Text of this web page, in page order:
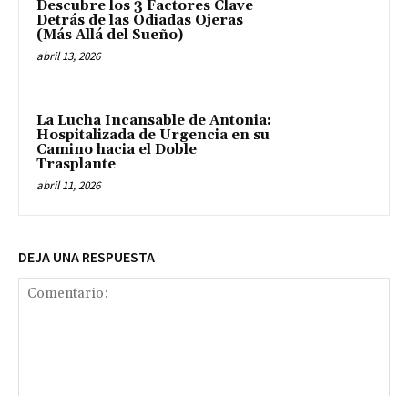
Descubre los 3 Factores Clave
Detrás de las Odiadas Ojeras
(Más Allá del Sueño)
abril 13, 2026
La Lucha Incansable de Antonia:
Hospitalizada de Urgencia en su
Camino hacia el Doble
Trasplante
abril 11, 2026
DEJA UNA RESPUESTA